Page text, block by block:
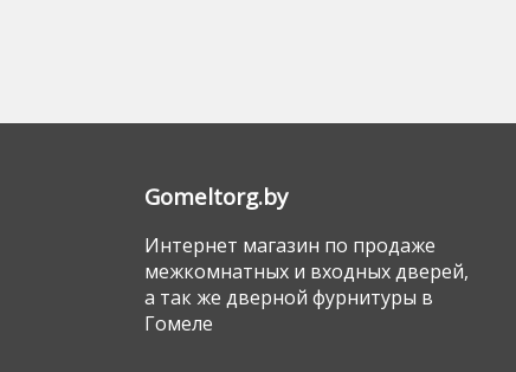
Gomeltorg.by
Интернет магазин по продаже
межкомнатных и входных дверей,
а так же дверной фурнитуры в
Гомеле